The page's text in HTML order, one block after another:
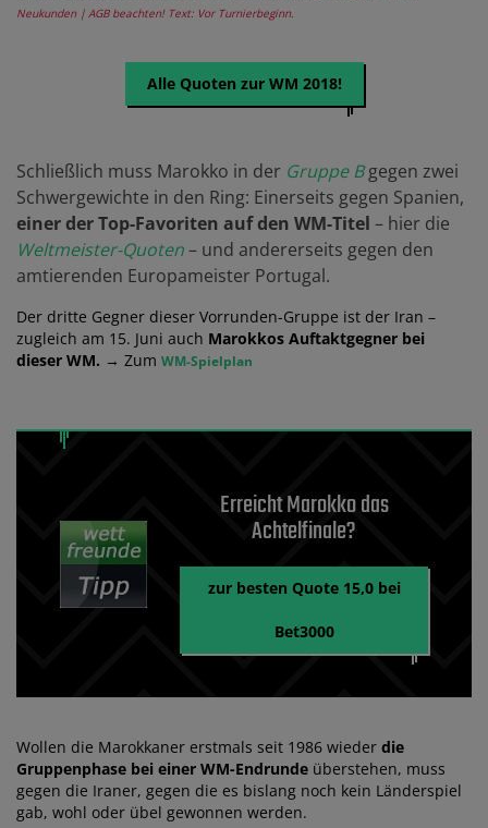
Neukunden | AGB beachten! Text: Vor Turnierbeginn.
Alle Quoten zur WM 2018!
Schließlich muss Marokko in der Gruppe Bgegen zwei
Schwergewichte in den Ring: Einerseits gegen Spanien,
einer der Top-Favoriten auf den WM-Titel – hier die
Weltmeister-Quoten– und andererseits gegen den
amtierenden Europameister Portugal.
Der dritte Gegner dieser Vorrunden-Gruppe ist der Iran –
zugleich am 15. Juni auch Marokkos Auftaktgegner bei
dieser WM. → Zum WM-Spielplan
Erreicht Marokko das
Achtelfinale?
zur besten Quote 15,0 bei
Bet3000
Wollen die Marokkaner erstmals seit 1986 wieder die
Gruppenphase bei einer WM-Endrunde überstehen, muss
gegen die Iraner, gegen die es bislang noch kein Länderspiel
gab, wohl oder übel gewonnen werden.